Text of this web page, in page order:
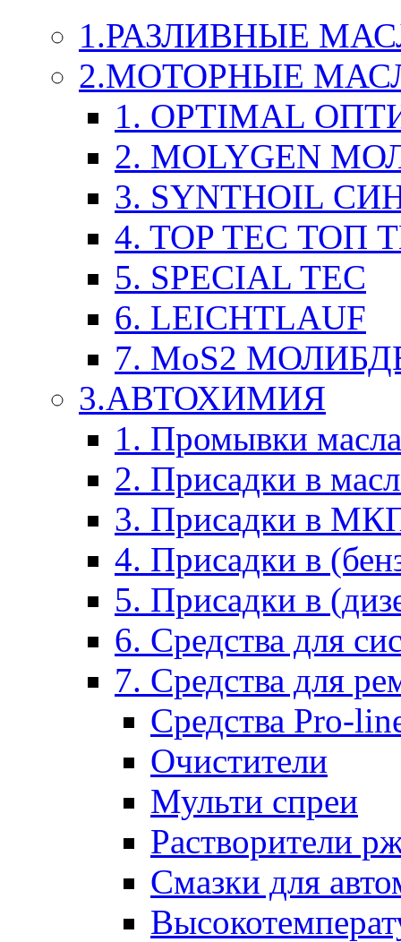
1.РАЗЛИВНЫЕ
2.МОТОРНЫЕ
1. OPTIMAL
2. MOLYGEN
3. SYNTHOIL
4. TOP TEC ТОП
5. SPECIAL TEC
6. LEICHTLAUF
7. MoS2
3.АВТОХИМИЯ
1. Промывки масла
2. Присадки в
3. Присадки в
4. Присадки в
5. Присадки в
6. Средства для
7. Средства для
Средства Pro-
Очистители
Мульти спреи
Растворители
Смазки для